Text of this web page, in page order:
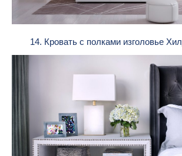
14. Кровать с полками изголовье